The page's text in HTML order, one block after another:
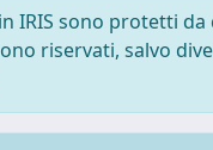
IRIS sono protetti
riservati, salvo